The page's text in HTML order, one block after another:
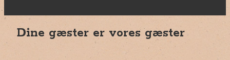
Dine gæster er vores gæster